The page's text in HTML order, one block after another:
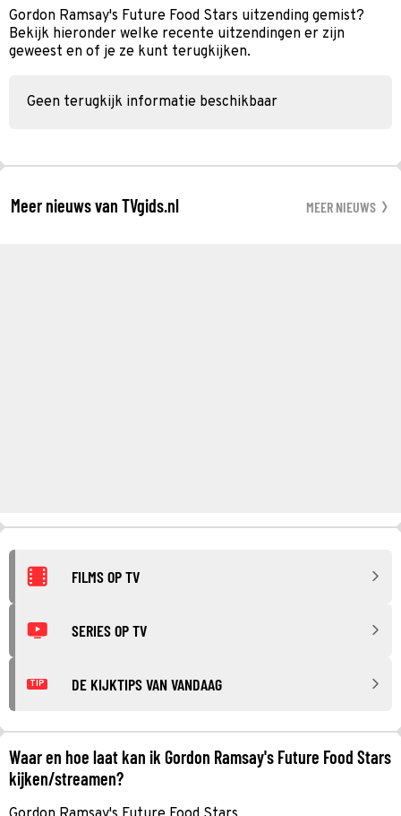
Gordon Ramsay's Future Food Stars uitzending gemist?
Bekijk hieronder welke recente uitzendingen er zijn
geweest en of je ze kunt terugkijken.
Geen terugkijk informatie beschikbaar
Meer nieuws van TVgids.nl MEER NIEUWS
FILMS OP TV
SERIES OP TV
TIP DE KIJKTIPS VAN VANDAAG
Waar en hoe laat kan ik Gordon Ramsay's Future Food Stars
kijken/streamen?